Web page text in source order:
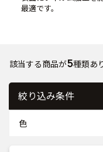
最適です。
該当する商品が5種類あ
絞り込み条件
色